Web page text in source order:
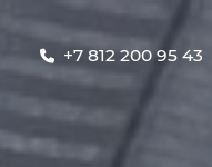
+7 812 200 95 43